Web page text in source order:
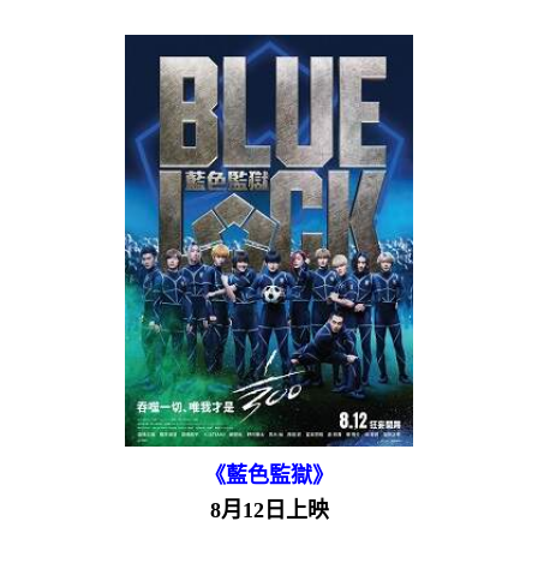
《藍色監獄》
8月12日上映